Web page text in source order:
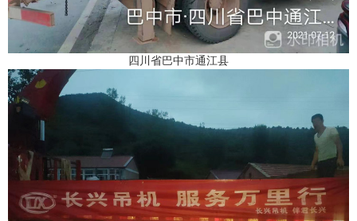
四川省巴中市通江县